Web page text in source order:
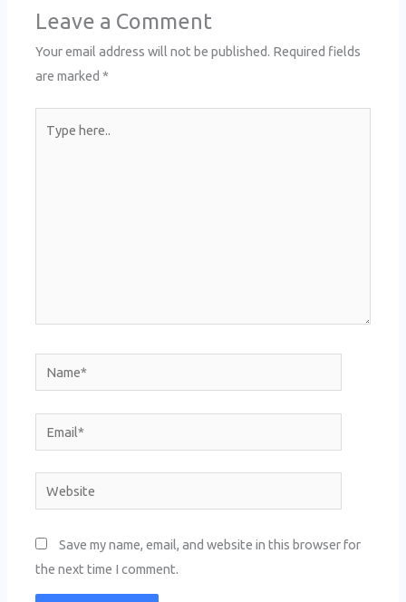
Leave a Comment
Your email address will not be published. Required fields
are marked*
Name*
Email*
Website
Save my name, email, and website in this browser for
the next time I comment.